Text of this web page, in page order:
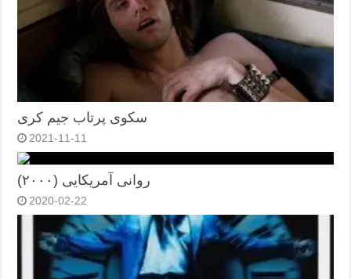
سکوی پرتاب جیم کری
2021-11-11
روانی آمریکایی (۲۰۰۰)
2020-02-22